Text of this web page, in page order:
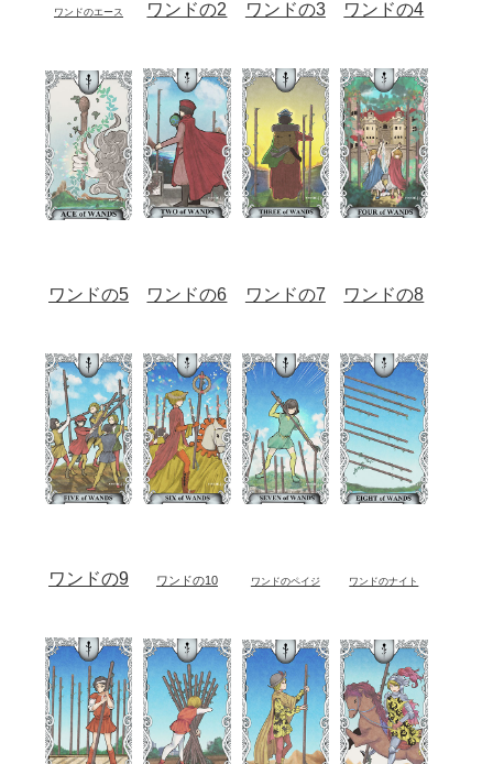
ワンドのエース ワンドの2 ワンドの3 ワンドの4
ワンドの5 ワンドの6 ワンドの7 ワンドの8
ワンドの9 ワンドの10 ワンドのペイジ ワンドのナイト